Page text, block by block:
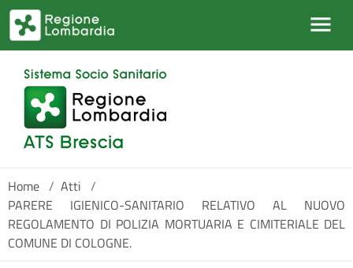
Salta al contenuto principale
Home / Atti /
PARERE IGIENICO-SANITARIO RELATIVO AL NUOVO
REGOLAMENTO DI POLIZIA MORTUARIA E CIMITERIALE DEL
COMUNE DI COLOGNE.